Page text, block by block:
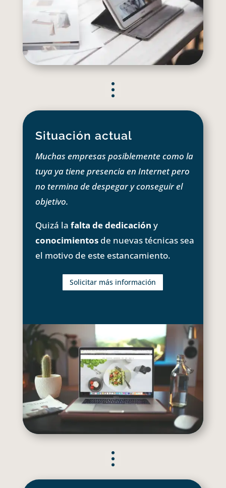
Situación actual
Muchas empresas posiblemente como la
tuya ya tiene presencia en Internet pero
no termina de despegar y conseguir el
objetivo.
Quizá la falta de dedicación y
conocimientosde nuevas técnicas sea
el motivo de este estancamiento.
Solicitar más información